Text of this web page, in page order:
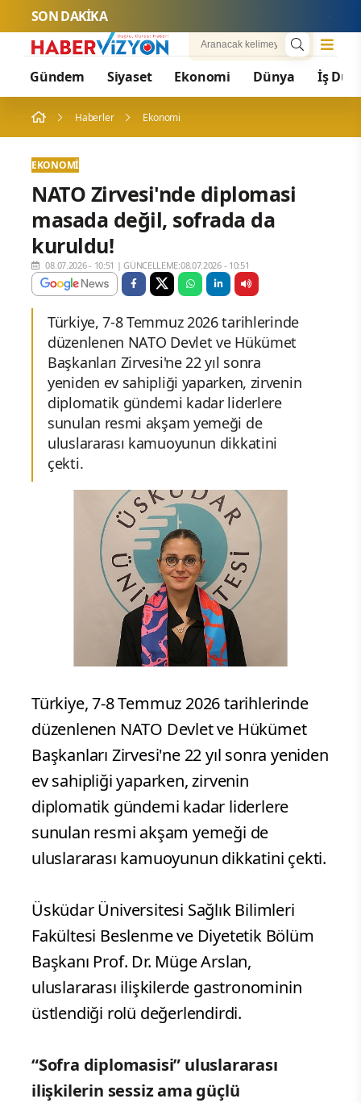
SON DAKİKA
Gündem Siyaset Ekonomi Dünya İş
Haberler Ekonomi
EKONOMI
NATO Zirvesi'nde diplomasi
masada değil, sofrada da
kuruldu!
08.07.2026 - 10:51 |GÜNCELLEME:08.07.2026 - 10:51
Türkiye, 7-8 Temmuz 2026 tarihlerinde
düzenlenen NATO Devlet ve Hükümet
Başkanları Zirvesi'ne 22 yıl sonra
yeniden ev sahipliği yaparken, zirvenin
diplomatik gündemi kadar liderlere
sunulan resmi akşam yemeği de
uluslararası kamuoyunun dikkatini
çekti.
Türkiye, 7-8 Temmuz 2026 tarihlerinde
düzenlenen NATO Devlet ve Hükümet
Başkanları Zirvesi'ne 22 yıl sonra yeniden
ev sahipliği yaparken, zirvenin
diplomatik gündemi kadar liderlere
sunulan resmi akşam yemeği de
uluslararası kamuoyunun dikkatini çekti.
Üsküdar Üniversitesi Sağlık Bilimleri
Fakültesi Beslenme ve Diyetetik Bölüm
Başkanı Prof. Dr. Müge Arslan,
uluslararası ilişkilerde gastronominin
üstlendiği rolü değerlendirdi.
“Sofra diplomasisi” uluslararası
ilişkilerin sessiz ama güçlü